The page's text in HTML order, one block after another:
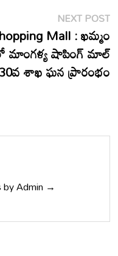
NEXT POST
Mall : ఖమ్మం
మాంగళ్య షాపింగ్ మాల్
30వ శాఖ ఘన ప్రారంభం
by Admin →